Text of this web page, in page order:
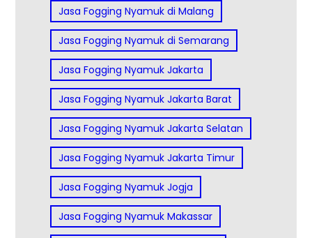
Jasa Fogging Nyamuk di Malang
Jasa Fogging Nyamuk di Semarang
Jasa Fogging Nyamuk Jakarta
Jasa Fogging Nyamuk Jakarta Barat
Jasa Fogging Nyamuk Jakarta Selatan
Jasa Fogging Nyamuk Jakarta Timur
Jasa Fogging Nyamuk Jogja
Jasa Fogging Nyamuk Makassar